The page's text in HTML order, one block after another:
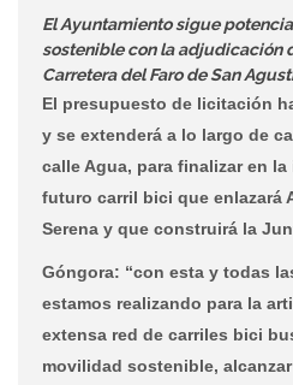
El Ayuntamiento sigue
sostenible con la adjudicación
Carretera del Faro de San
El presupuesto de licitación
y se extenderá a lo largo de
calle Agua, para finalizar en
futuro carril bici que enlazará
Serena y que construirá la
Góngora: “con esta y todas
estamos realizando para la
extensa red de carriles bici
movilidad sostenible,